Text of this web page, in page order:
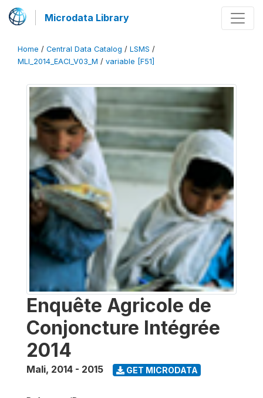
Microdata Library
Home / Central Data Catalog / LSMS /
MLI_2014_EACI_V03_M / variable [F51]
Enquête Agricole de
Conjoncture Intégrée
2014
Mali, 2014 - 2015 GET MICRODATA